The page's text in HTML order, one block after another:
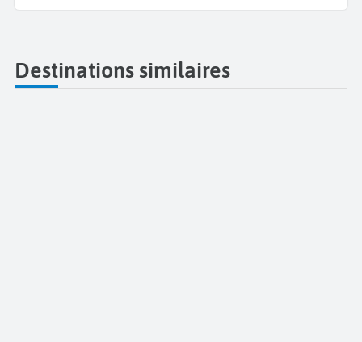
Destinations similaires